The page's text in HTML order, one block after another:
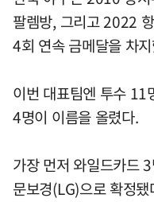
팔렘방, 그리고 2022
4회 연속 금메달을 차
이번 대표팀엔 투수
4명이 이름을 올렸다.
가장 먼저 와일드카드
문보경(LG)으로 확정됐